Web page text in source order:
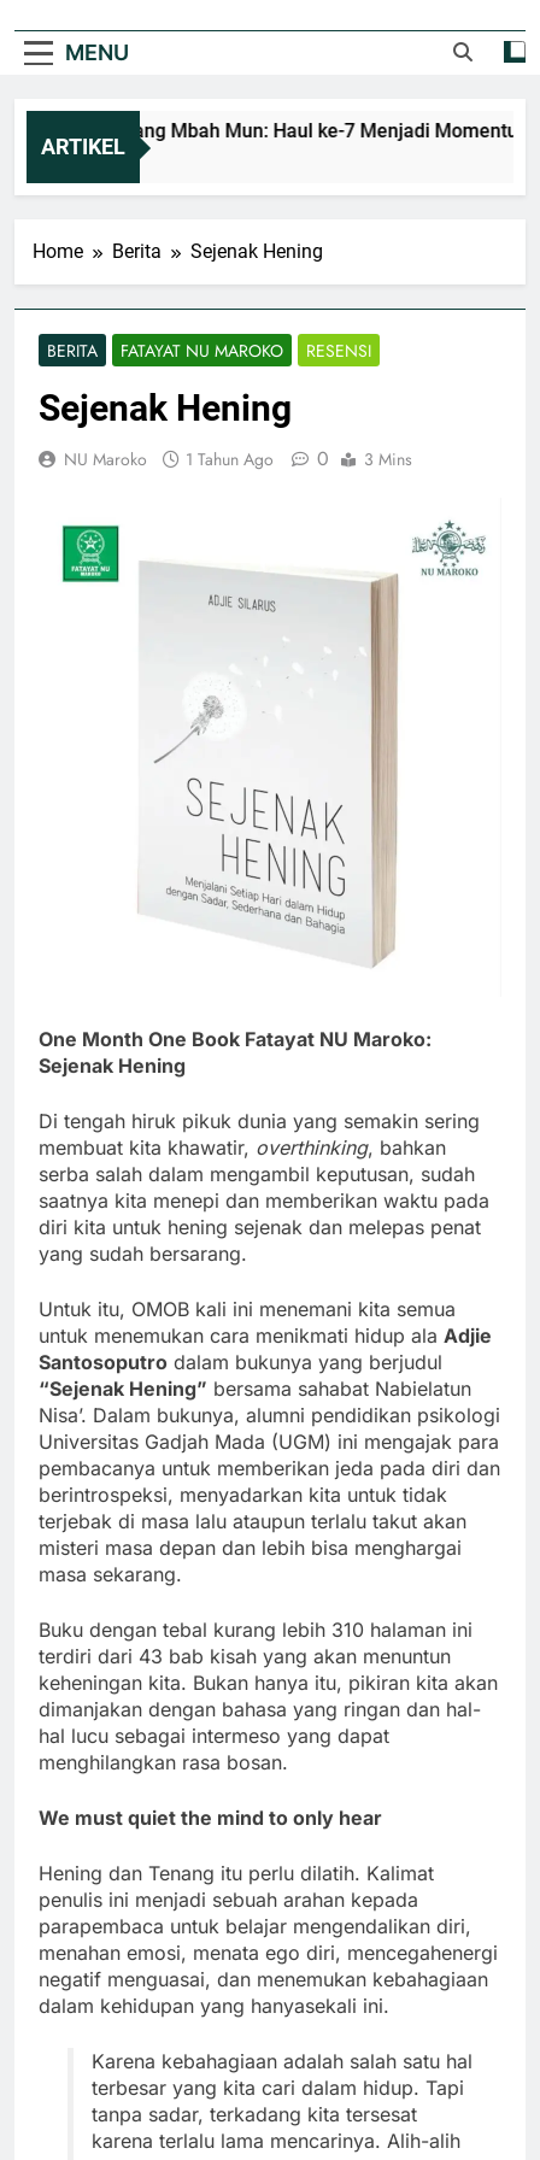
MENU
ARTIKEL
Mengenang Mbah Mun: Haul ke-7 Menjadi Momentum
3 Jam Ago
Home Berita Sejenak Hening
BERITA FATAYAT NU MAROKO RESENSI
Sejenak Hening
NU Maroko 1 Tahun Ago 0 3 Mins
One Month One Book Fatayat NU Maroko:
Sejenak Hening
Di tengah hiruk pikuk dunia yang semakin sering
membuat kita khawatir, overthinking, bahkan
serba salah dalam mengambil keputusan, sudah
saatnya kita menepi dan memberikan waktu pada
diri kita untuk hening sejenak dan melepas penat
yang sudah bersarang.
Untuk itu, OMOB kali ini menemani kita semua
untuk menemukan cara menikmati hidup ala Adjie
Santosoputro dalam bukunya yang berjudul
“Sejenak Hening” bersama sahabat Nabielatun
Nisa’. Dalam bukunya, alumni pendidikan psikologi
Universitas Gadjah Mada (UGM) ini mengajak para
pembacanya untuk memberikan jeda pada diri dan
berintrospeksi, menyadarkan kita untuk tidak
terjebak di masa lalu ataupun terlalu takut akan
misteri masa depan dan lebih bisa menghargai
masa sekarang.
Buku dengan tebal kurang lebih 310 halaman ini
terdiri dari 43 bab kisah yang akan menuntun
keheningan kita. Bukan hanya itu, pikiran kita akan
dimanjakan dengan bahasa yang ringan dan hal-
hal lucu sebagai intermeso yang dapat
menghilangkan rasa bosan.
We must quiet the mind to only hear
Hening dan Tenang itu perlu dilatih. Kalimat
penulis ini menjadi sebuah arahan kepada
parapembaca untuk belajar mengendalikan diri,
menahan emosi, menata ego diri, mencegahenergi
negatif menguasai, dan menemukan kebahagiaan
dalam kehidupan yang hanyasekali ini.
Karena kebahagiaan adalah salah satu hal
terbesar yang kita cari dalam hidup. Tapi
tanpa sadar, terkadang kita tersesat
karena terlalu lama mencarinya. Alih-alih